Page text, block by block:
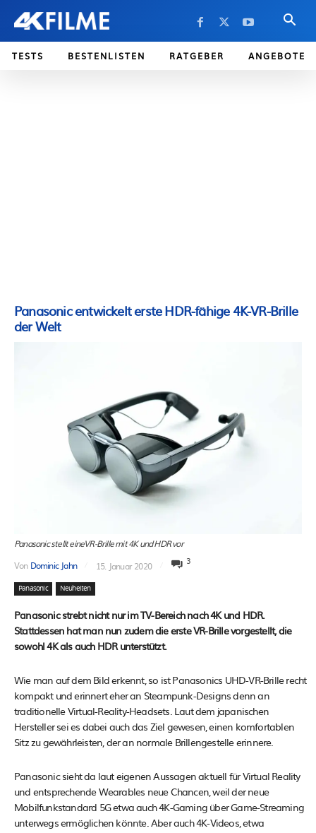
TESTS BESTENLISTEN RATGEBER ANGEBOTE
Panasonic entwickelt erste HDR-fähige 4K-VR-Brille
der Welt
Panasonic stellt eineVR-Brille mit 4K und HDR vor
Von Dominic Jahn 15. Januar 2020 3
Panasonic Neuheiten
Panasonic strebt nicht nur im TV-Bereich nach 4K und HDR.
Stattdessen hat man nun zudem die erste VR-Brille vorgestellt, die
sowohl 4K als auch HDR unterstützt.
Wie man auf dem Bild erkennt, so ist Panasonics UHD-VR-Brille recht
kompakt und erinnert eher an Steampunk-Designs denn an
traditionelle Virtual-Reality-Headsets. Laut dem japanischen
Hersteller sei es dabei auch das Ziel gewesen, einen komfortablen
Sitz zu gewährleisten, der an normale Brillengestelle erinnere.
Panasonic sieht da laut eigenen Aussagen aktuell für Virtual Reality
und entsprechende Wearables neue Chancen, weil der neue
Mobilfunkstandard 5G etwa auch 4K-Gaming über Game-Streaming
unterwegs ermöglichen könnte. Aber auch 4K-Videos, etwa